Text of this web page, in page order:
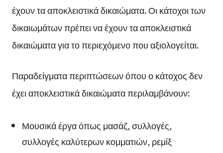
έχουν τα αποκλειστικά δικαιώματα. Οι κάτοχοι των
δικαιωμάτων πρέπει να έχουν τα αποκλειστικά
δικαιώματα για το περιεχόμενο που αξιολογείται.
Παραδείγματα περιπτώσεων όπου ο κάτοχος δεν
έχει αποκλειστικά δικαιώματα περιλαμβάνουν:
Μουσικά έργα όπως μασάζ, συλλογές,
συλλογές καλύτερων κομματιών, ρεμίξ